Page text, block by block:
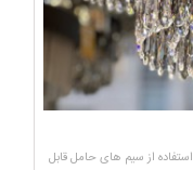
از سیم های حامل قابل